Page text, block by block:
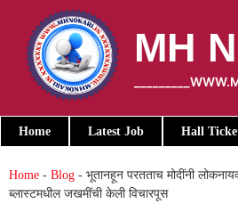
content
MH
Home Latest Job Hall
Home - Blog - भूतानहून परतताच मोदींनी
ब्लास्टमधील जखमींची केली विचारपूस